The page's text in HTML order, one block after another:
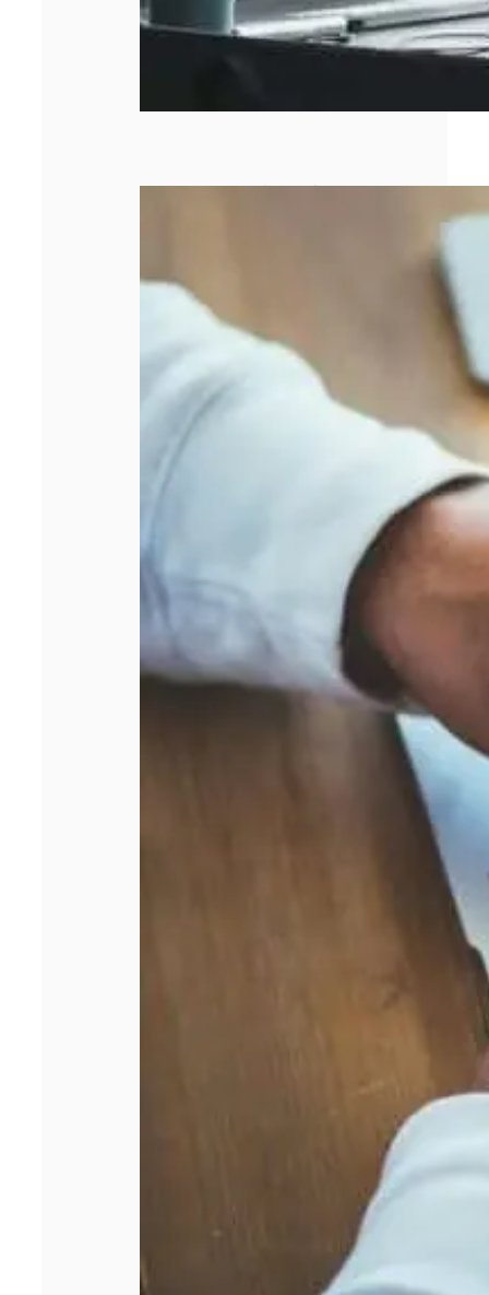
Entreprise qui